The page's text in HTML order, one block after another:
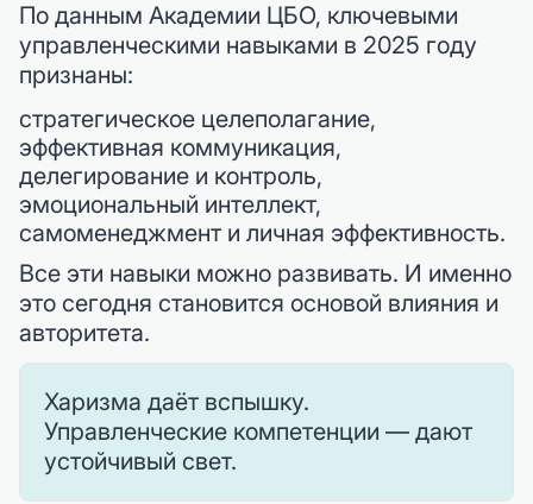
По данным Академии ЦБО, ключевыми
управленческими навыками в 2025 году
признаны:
стратегическое целеполагание,
эффективная коммуникация,
делегирование и контроль,
эмоциональный интеллект,
самоменеджмент и личная эффективность.
Все эти навыки можно развивать. И именно
это сегодня становится основой влияния и
авторитета.
Харизма даёт вспышку.
Управленческие компетенции — дают
устойчивый свет.